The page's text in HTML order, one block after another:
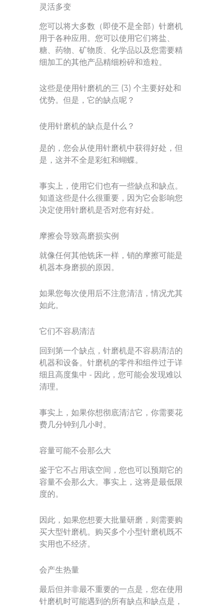
灵活多变
您可以将大多数（即使不是全部）针磨机
用于各种应用。您可以使用它们将盐、
糖、药物、矿物质、化学品以及您需要精
细加工的其他产品精细粉碎和造粒。
这些是使用针磨机的三 (3) 个主要好处和
优势。但是，它的缺点呢？
使用针磨机的缺点是什么？
是的，您会从使用针磨机中获得好处，但
是，这并不全是彩虹和蝴蝶。
事实上，使用它们也有一些缺点和缺点。
知道这些是什么很重要，因为它会影响您
决定使用针磨机是否对您有好处。
摩擦会导致高磨损实例
就像任何其他铣床一样，销的摩擦可能是
机器本身磨损的原因。
如果您每次使用后不注意清洁，情况尤其
如此。
它们不容易清洁
回到第一个缺点，针磨机是不容易清洁的
机器和设备。针磨机的零件和组件过于详
细且高度集中 - 因此，您可能会发现难以
清理。
事实上，如果你想彻底清洁它，你需要花
费几分钟到几小时。
容量可能不会那么大
鉴于它不占用该空间，您也可以预期它的
容量不会那么大。事实上，这将是最低限
度的。
因此，如果您想要大批量研磨，则需要购
买大型针磨机。购买多个小型针磨机既不
实用也不经济。
会产生热量
最后但并非最不重要的一点是，您在使用
针磨机时可能遇到的所有缺点和缺点是，